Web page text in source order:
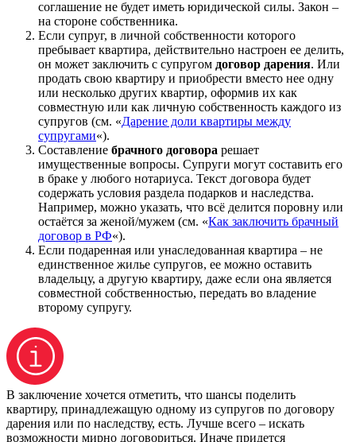
соглашение не будет иметь юридической силы. Закон –
на стороне собственника.
Если супруг, в личной собственности которого
пребывает квартира, действительно настроен ее делить,
он может заключить с супругом договор дарения. Или
продать свою квартиру и приобрести вместо нее одну
или несколько других квартир, оформив их как
совместную или как личную собственность каждого из
супругов (см. «Дарение доли квартиры между
супругами«).
Составление брачного договора решает
имущественные вопросы. Супруги могут составить его
в браке у любого нотариуса. Текст договора будет
содержать условия раздела подарков и наследства.
Например, можно указать, что всё делится поровну или
остаётся за женой/мужем (см. «Как заключить брачный
договор в РФ«).
Если подаренная или унаследованная квартира – не
единственное жилье супругов, ее можно оставить
владельцу, а другую квартиру, даже если она является
совместной собственностью, передать во владение
второму супругу.
В заключение хочется отметить, что шансы поделить
квартиру, принадлежащую одному из супругов по договору
дарения или по наследству, есть. Лучше всего – искать
возможности мирно договориться. Иначе придется